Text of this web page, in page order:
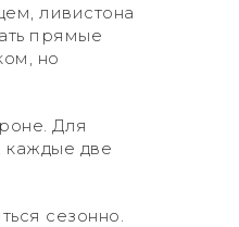
ливистона
прямые
но
Для
каждые две
сезонно.